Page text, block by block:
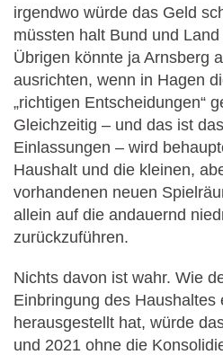
irgendwo würde das Geld
müssten halt Bund und
Übrigen könnte ja Arnsberg
ausrichten, wenn in Hagen
„richtigen Entscheidungen“
Gleichzeitig – und das ist
Einlassungen – wird
Haushalt und die kleinen,
vorhandenen neuen
allein auf die andauernd
zurückzuführen.
Nichts davon ist wahr. Wie
Einbringung des Haushaltes
herausgestellt hat, würde
und 2021 ohne die